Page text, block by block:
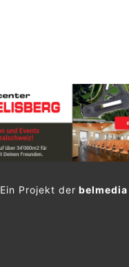
Ein Projekt derbelmedia